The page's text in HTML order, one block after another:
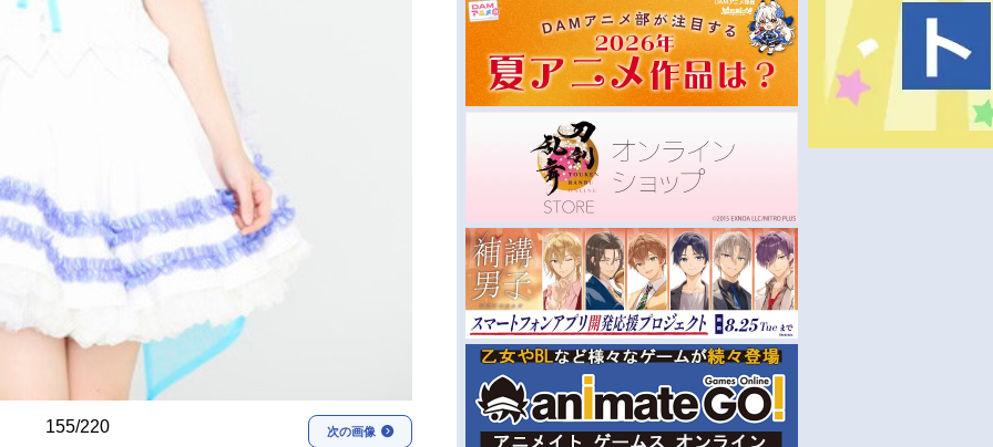
155/220 次の画像